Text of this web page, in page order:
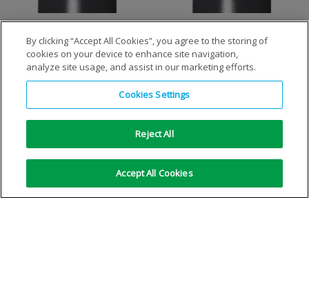
VOIR LES DÉTAILS VOIR LES DÉTAILS
By clicking “Accept All Cookies”, you agree to the storing of
cookies on your device to enhance site navigation,
analyze site usage, and assist in our marketing efforts.
Cookies Settings
Reject All
Accept All Cookies